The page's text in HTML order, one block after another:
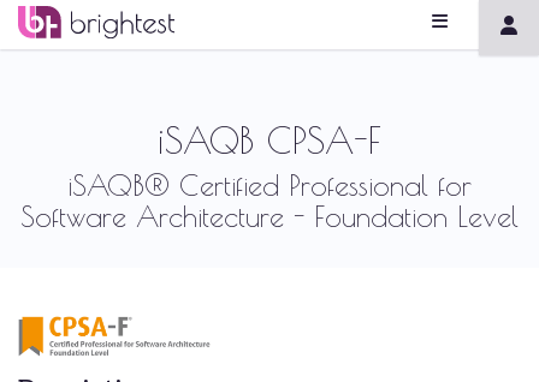
iSAQB CPSA-F
iSAQB® Certified Professional for
Software Architecture - Foundation Level